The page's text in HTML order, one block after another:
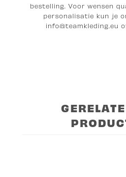
bestelling. Voor wensen
personalisatie kun je
i nfo@teamkleding.eu